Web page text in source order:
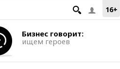
16+
Бизнес говорит:
ищем героев